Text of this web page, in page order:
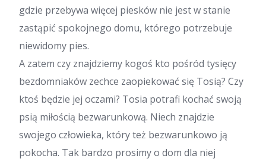
gdzie przebywa więcej piesków nie jest w stanie
zastąpić spokojnego domu, którego potrzebuje
niewidomy pies.
A zatem czy znajdziemy kogoś kto pośród tysięcy
bezdomniaków zechce zaopiekować się Tosią? Czy
ktoś będzie jej oczami? Tosia potrafi kochać swoją
psią miłością bezwarunkową. Niech znajdzie
swojego człowieka, który też bezwarunkowo ją
pokocha. Tak bardzo prosimy o dom dla niej